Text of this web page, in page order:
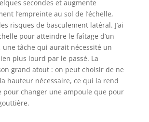
facile à transporter
même lorsqu'elle
est entièrement
déployée. Elle peut
être facilement
rangée à la maison
ou dans le garage,
ce qui permet de
espace de vie bien
secondes et augmente
l’empreinte au sol de l’échelle,
risques de basculement latéral. J’ai
pour atteindre le faîtage d’un
tâche qui aurait nécessité un
plus lourd par le passé. La
grand atout : on peut choisir de ne
hauteur nécessaire, ce qui la rend
pour changer une ampoule que pour